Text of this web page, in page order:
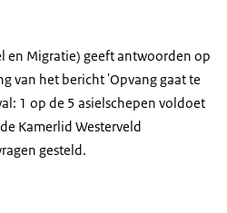
en Migratie) geeft antwoorden op
van het bericht 'Opvang gaat te
1 op de 5 asielschepen voldoet
Kamerlid Westerveld
gesteld.